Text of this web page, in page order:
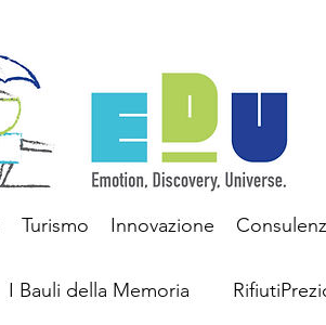
Turismo Innovazione
I Bauli della Memoria